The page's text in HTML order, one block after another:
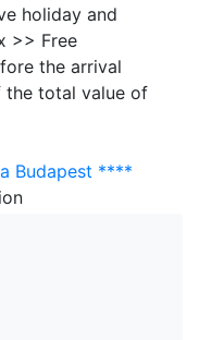
holiday and
>> Free
the arrival
the total value of
Budapest ****